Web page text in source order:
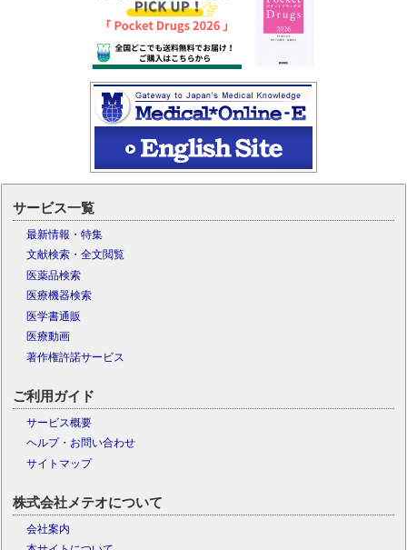
サービス一覧
最新情報・特集
文献検索・全文閲覧
医薬品検索
医療機器検索
医学書通販
医療動画
著作権許諾サービス
ご利用ガイド
サービス概要
ヘルプ・お問い合わせ
サイトマップ
株式会社メテオについて
会社案内